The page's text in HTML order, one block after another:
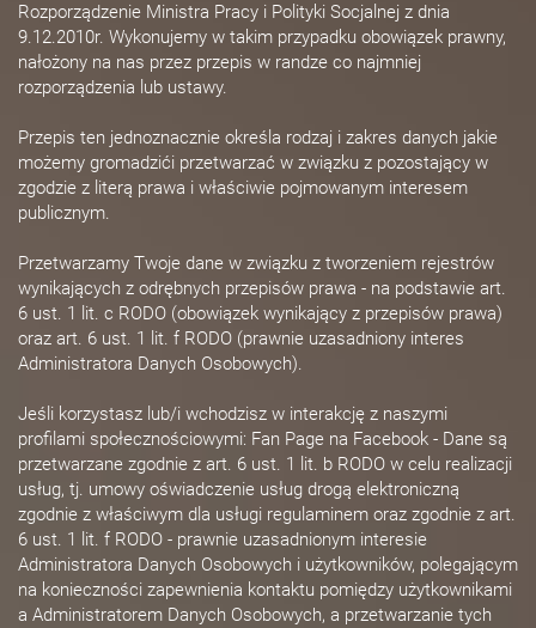
Rozporządzenie Ministra Pracy i Polityki Socjalnej z dnia
9.12.2010r. Wykonujemy w takim przypadku obowiązek prawny,
nałożony na nas przez przepis w randze co najmniej
rozporządzenia lub ustawy.
Przepis ten jednoznacznie określa rodzaj i zakres danych jakie
możemy gromadzići przetwarzać w związku z pozostający w
zgodzie z literą prawa i właściwie pojmowanym interesem
publicznym.
Przetwarzamy Twoje dane w związku z tworzeniem rejestrów
wynikających z odrębnych przepisów prawa - na podstawie art.
6 ust. 1 lit. c RODO (obowiązek wynikający z przepisów prawa)
oraz art. 6 ust. 1 lit. f RODO (prawnie uzasadniony interes
Administratora Danych Osobowych).
Jeśli korzystasz lub/i wchodzisz w interakcję z naszymi
profilami społecznościowymi: Fan Page na Facebook - Dane są
przetwarzane zgodnie z art. 6 ust. 1 lit. b RODO w celu realizacji
usług, tj. umowy oświadczenie usług drogą elektroniczną
zgodnie z właściwym dla usługi regulaminem oraz zgodnie z art.
6 ust. 1 lit. f RODO - prawnie uzasadnionym interesie
Administratora Danych Osobowych i użytkowników, polegającym
na konieczności zapewnienia kontaktu pomiędzy użytkownikami
a Administratorem Danych Osobowych, a przetwarzanie tych